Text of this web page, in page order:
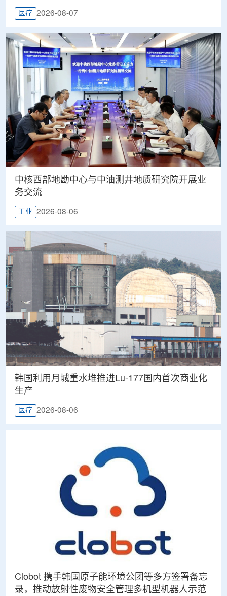
医疗 2026-08-07
中核西部地勘中心与中油测井地质研究院开展业
务交流
工业 2026-08-06
韩国利用月城重水堆推进Lu-177国内首次商业化
生产
医疗 2026-08-06
Clobot 携手韩国原子能环境公团等多方签署备忘
录，推动放射性废物安全管理多机型机器人示范